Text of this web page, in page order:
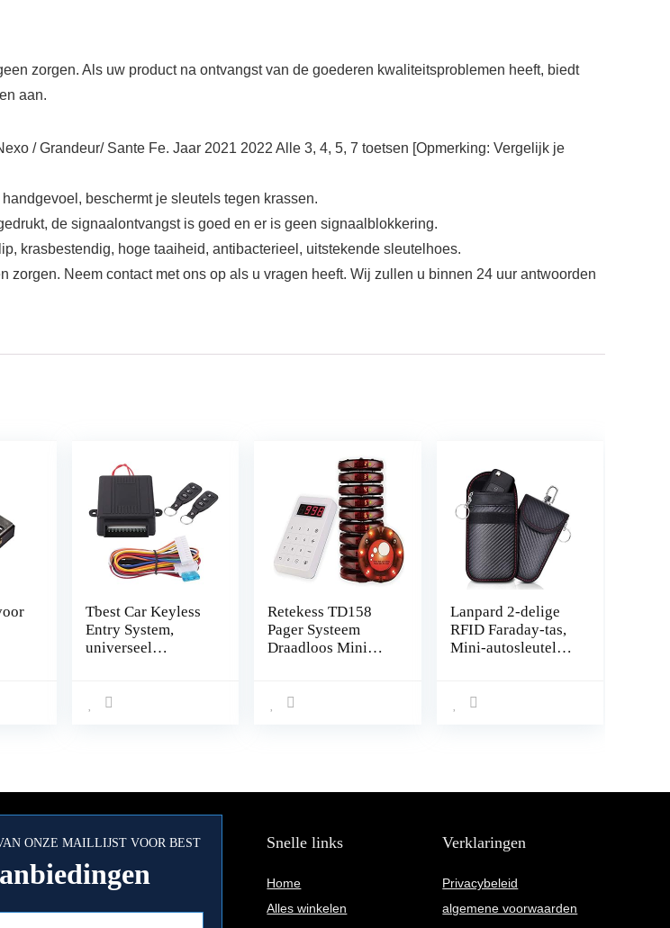
zorgen. Als uw product na ontvangst van de goederen kwaliteitsproblemen heeft, biedt
aan.
/ Grandeur/ Sante Fe. Jaar 2021 2022 Alle 3, 4, 5, 7 toetsen [Opmerking: Vergelijk je
beschermt je sleutels tegen krassen.
de signaalontvangst is goed en er is geen signaalblokkering.
krasbestendig, hoge taaiheid, antibacterieel, uitstekende sleutelhoes.
Neem contact met ons op als u vragen heeft. Wij zullen u binnen 24 uur antwoorden
–
Tbest Car Keyless
Entry System,
universeel
System, deurslot,
kofferbakgoedkeur
Central Control
Box Kit
Retekess TD158
Pager Systeem
Draadloos Mini
Lichtgevende
Lanpard 2-delige
RFID Faraday-tas,
Mini-autosleutel
geblokkeerd
(S)
ONZE MAILLIJST VOOR BEST Snelle links
Home
Alles winkelen
Verklaringen
Privacybeleid
algemene voorwaarden